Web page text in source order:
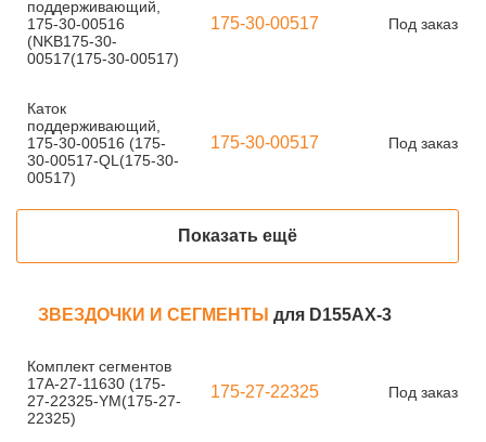
поддерживающий,
175-30-00516
(NKB175-30-
00517(175-30-00517)
175-30-00517 Под заказ
Каток
поддерживающий,
175-30-00516 (175-
30-00517-QL(175-30-
00517)
175-30-00517 Под заказ
Показать ещё
ЗВЕЗДОЧКИ И СЕГМЕНТЫ для D155AX-3
Комплект сегментов
17A-27-11630 (175-
27-22325-YM(175-27-
22325)
175-27-22325 Под заказ